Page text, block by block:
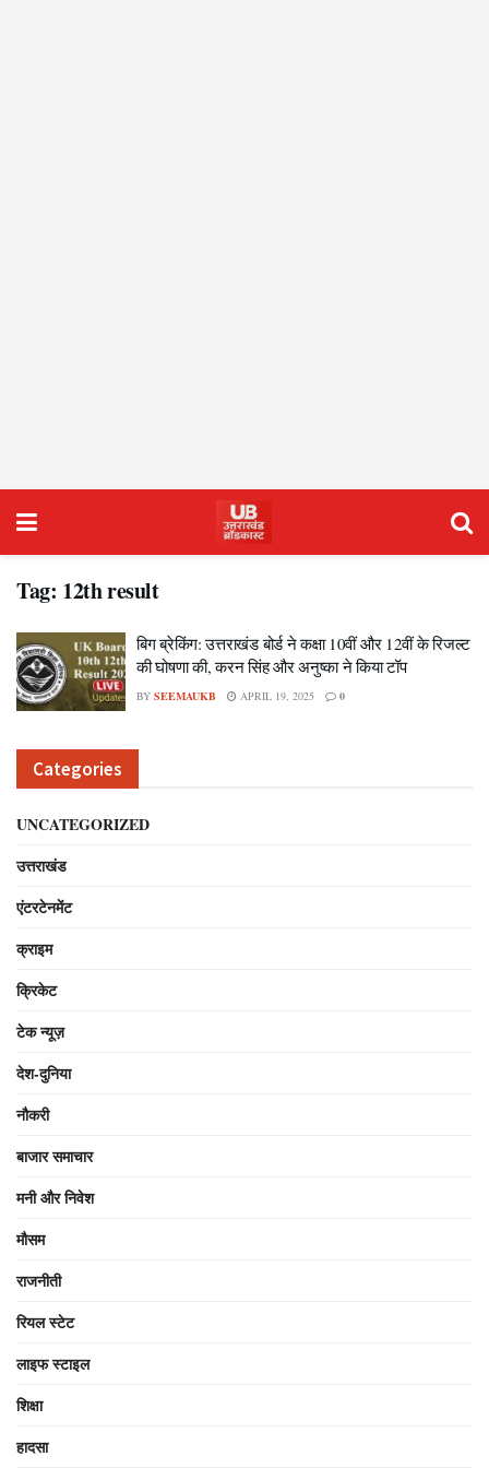
Tag: 12th result
बिग ब्रेकिंग: उत्तराखंड बोर्ड ने कक्षा 10वीं और 12वीं के रिजल्ट
की घोषणा की, करन सिंह और अनुष्का ने किया टॉप
BY SEEMAUKB APRIL 19, 2025 0
Categories
UNCATEGORIZED
उत्तराखंड
एंटरटेनमेंट
क्राइम
क्रिकेट
टेक न्यूज़
देश-दुनिया
नौकरी
बाजार समाचार
मनी और निवेश
मौसम
राजनीती
रियल स्टेट
लाइफ स्टाइल
शिक्षा
हादसा